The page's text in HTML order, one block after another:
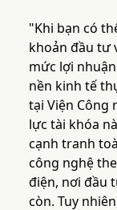
"Khi bạn có
khoản đầu tư
mức lợi
nền kinh tế
tại Viện Công
lực tài khóa
cạnh tranh
công nghệ
điện, nơi đầu
còn. Tuy